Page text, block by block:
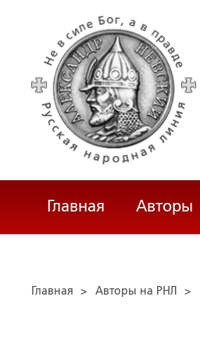
Главная Авторы
Главная > Авторы на РНЛ >